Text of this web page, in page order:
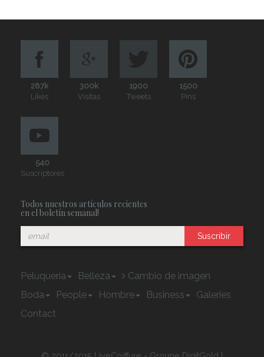
287k
Likes
300k
Visitas
1900
Tweets
1500
Pins
540
Suscriptores
Todos nuestros artículos recientes
en el boletín semanal!
Suscribir
Peluquería Belleza
Cambio de imagen
Boda
People Hombre Business
Galeries
Contact